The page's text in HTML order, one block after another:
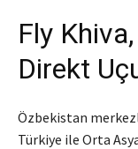
Fly
Direkt
Özbekistan
Türkiye ile Orta